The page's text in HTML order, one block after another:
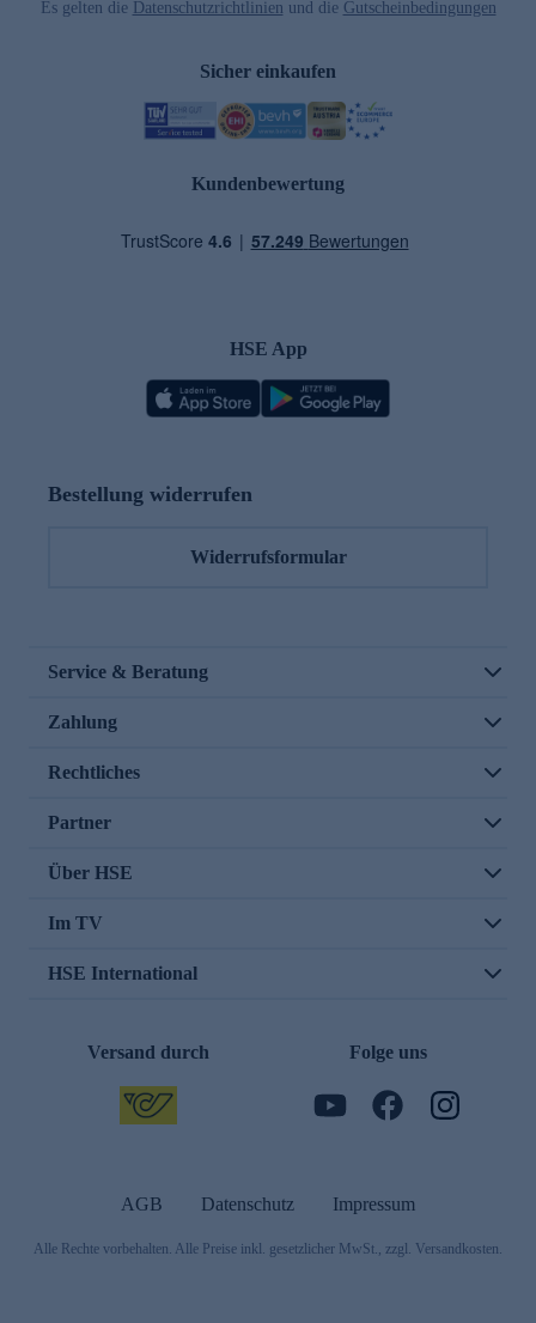
Es gelten die Datenschutzrichtlinien und die Gutscheinbedingungen
Sicher einkaufen
Kundenbewertung
HSE App
Bestellung widerrufen
Widerrufsformular
Service & Beratung
Zahlung
Rechtliches
Partner
Über HSE
Im TV
HSE International
Versand durch Folge uns
AGB Datenschutz Impressum
Alle Rechte vorbehalten. Alle Preise inkl. gesetzlicher MwSt., zzgl. Versandkosten.